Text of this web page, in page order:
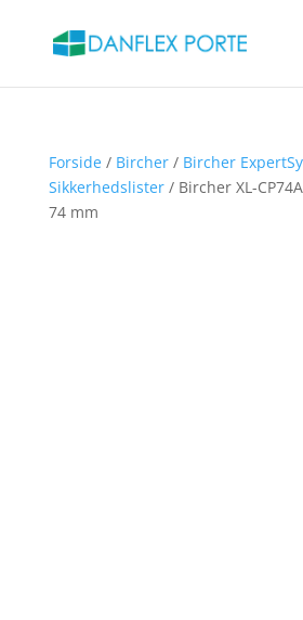
Forside/ Bircher/ Bircher
Sikkerhedslister/ Bircher XL-
74 mm